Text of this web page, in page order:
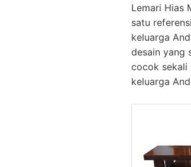
Lemari Hias
satu
keluarga
desain yang
cocok sekali
keluarga